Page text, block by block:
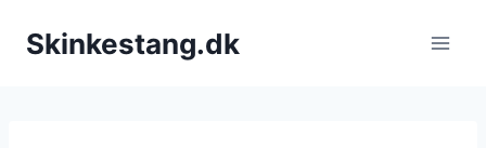
Skinkestang.dk